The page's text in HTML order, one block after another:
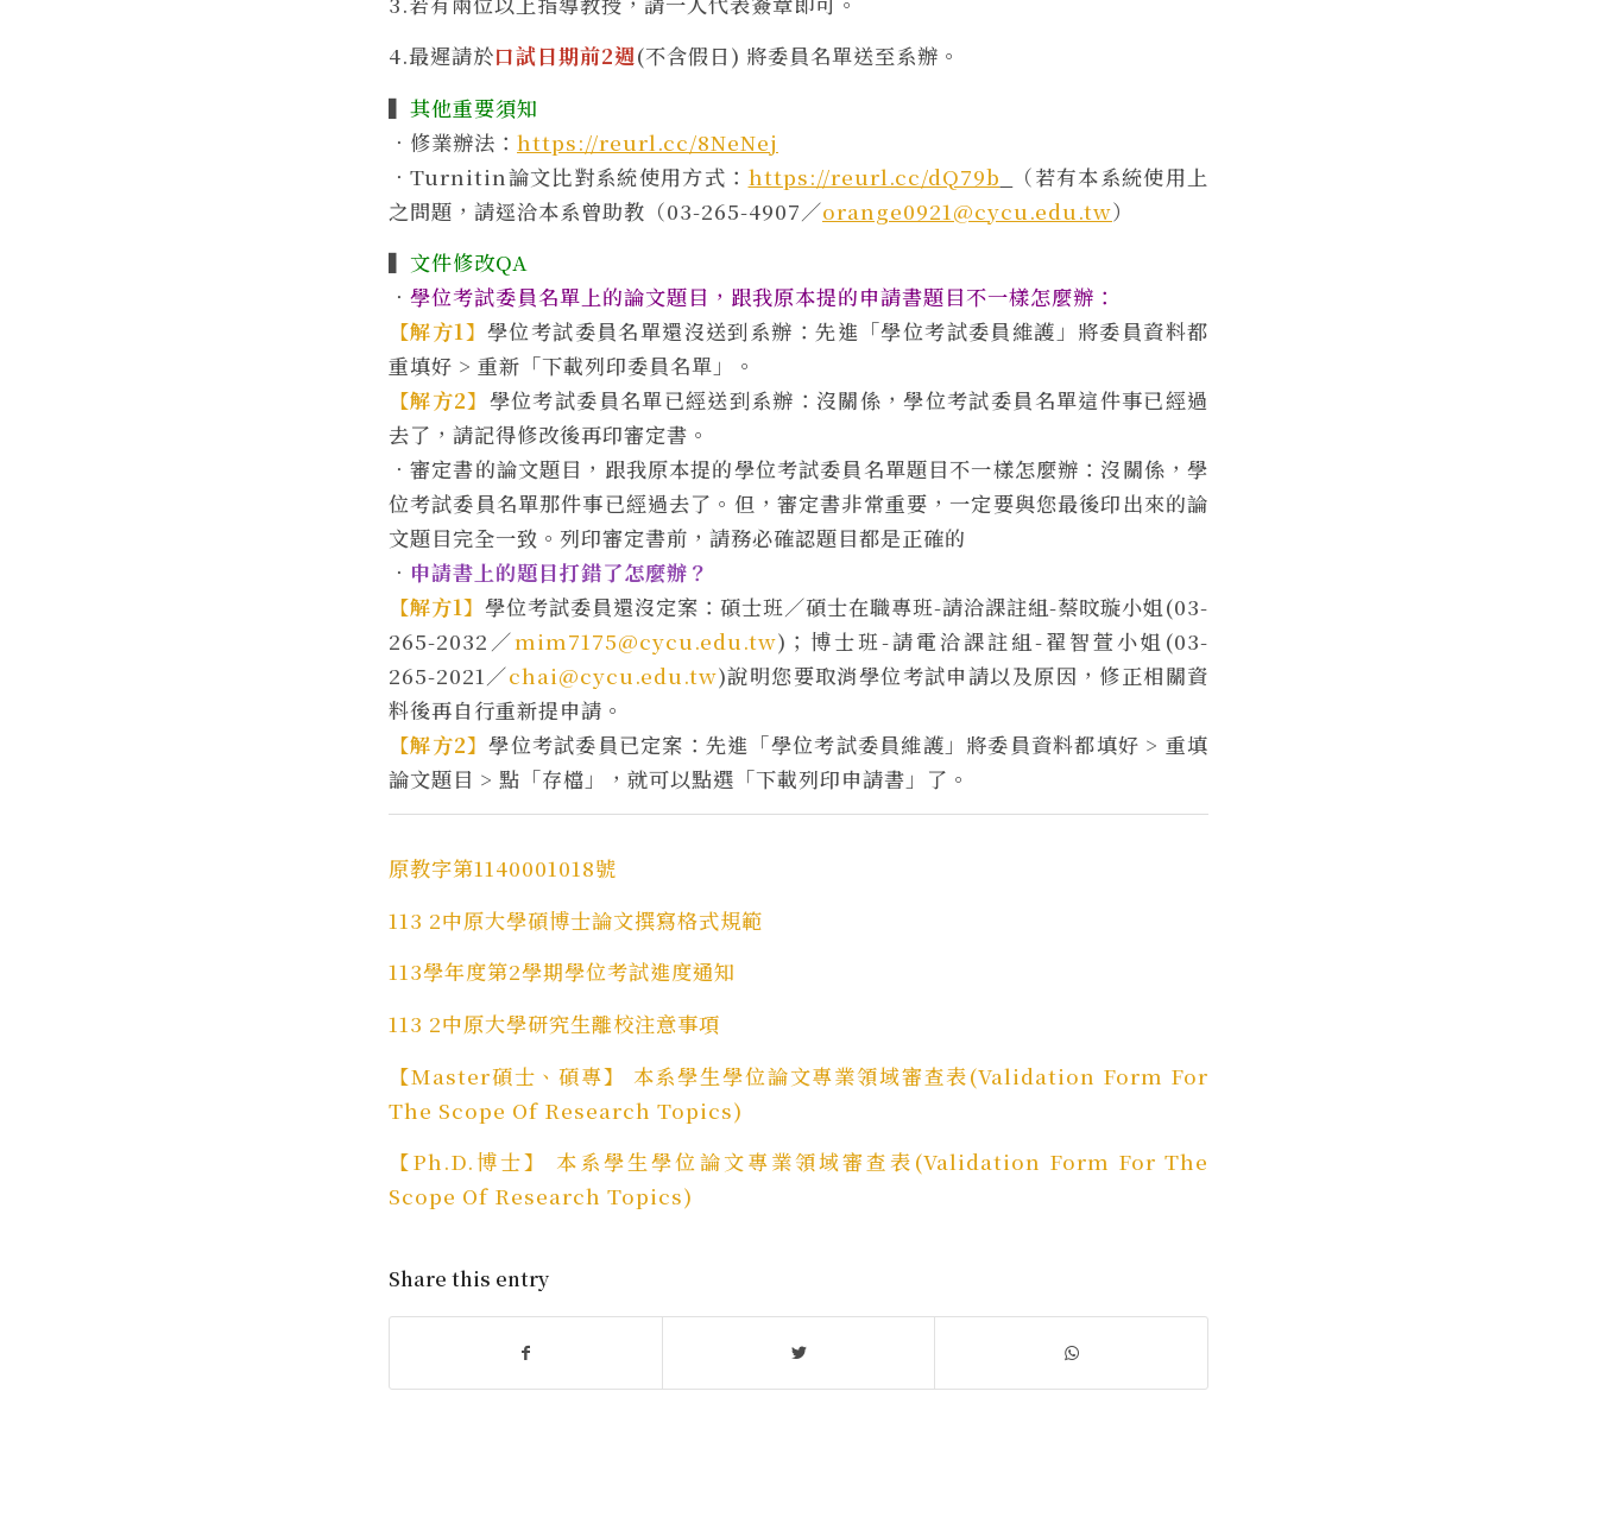
4.最遲請於口試日期前2週(不含假日) 將委員名單送至系辦。
▍ 其他重要須知
．修業辦法： https://reurl.cc/8NeNej
．Turnitin論文比對系統使用方式： https://reurl.cc/dQ79b
（若有本系統使用上
之問題，請逕洽本系曾助教（03-265-4907／orange0921@cycu.edu.tw）
▍ 文件修改QA
． 學位考試委員名單上的論文題目，跟我原本提的申請書題目不一樣怎麼辦：
【解方1】學位考試委員名單還沒送到系辦：先進「學位考試委員維護」將委員資料都
重填好 > 重新「下載列印委員名單」。
【解方2】 學位考試委員名單已經送到系辦：沒關係，學位考試委員名單這件事已經過
去了，請記得修改後再印審定書。
．審定書的論文題目，跟我原本提的學位考試委員名單題目不一樣怎麼辦：沒關係，學
位考試委員名單那件事已經過去了。但，審定書非常重要，一定要與您最後印出來的論
文題目完全一致。列印審定書前，請務必確認題目都是正確的
． 申請書上的題目打錯了怎麼辦？
【解方1】 學位考試委員還沒定案：碩士班／碩士在職專班-請洽課註組-蔡旼璇小姐(03-
265-2032／mim7175@cycu.edu.tw)；博士班-請電洽課註組-翟智萱小姐(03-
265-2021／chai@cycu.edu.tw)說明您要取消學位考試申請以及原因，修正相關資
料後再自行重新提申請。
【解方2】學位考試委員已定案：先進「學位考試委員維護」將委員資料都填好 > 重填
論文題目 > 點「存檔」，就可以點選「下載列印申請書」了。
原教字第1140001018號
113 2中原大學碩博士論文撰寫格式規範
113學年度第2學期學位考試進度通知
113 2中原大學研究生離校注意事項
【Master碩士、碩專】 本系學生學位論文專業領域審查表(Validation Form For
The Scope Of Research Topics)
【Ph.D.博士】 本系學生學位論文專業領域審查表(Validation Form For The
Scope Of Research Topics)
Share this entry